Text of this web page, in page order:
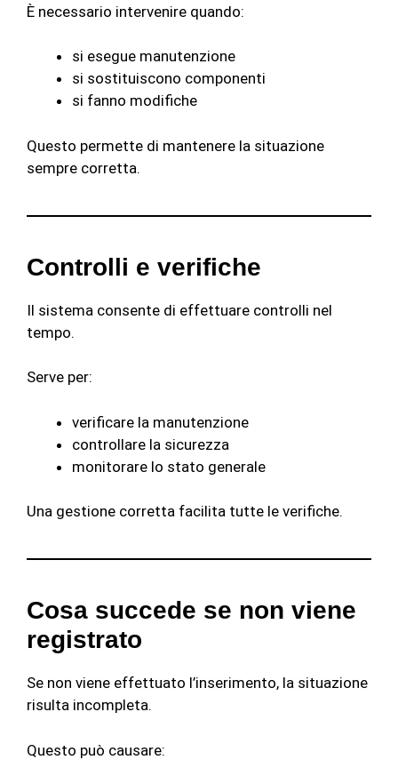
È necessario intervenire quando:
si esegue manutenzione
si sostituiscono componenti
si fanno modifiche
Questo permette di mantenere la situazione
sempre corretta.
Controlli e verifiche
Il sistema consente di effettuare controlli nel
tempo.
Serve per:
verificare la manutenzione
controllare la sicurezza
monitorare lo stato generale
Una gestione corretta facilita tutte le verifiche.
Cosa succede se non viene
registrato
Se non viene effettuato l’inserimento, la situazione
risulta incompleta.
Questo può causare: